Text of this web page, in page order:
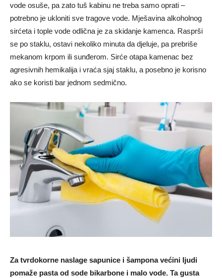
vode osuše, pa zato tuš kabinu ne treba samo oprati –
potrebno je ukloniti sve tragove vode. Mješavina alkoholnog
sirćeta i tople vode odlična je za skidanje kamenca. Rasprši
se po staklu, ostavi nekoliko minuta da djeluje, pa prebriše
mekanom krpom ili sunđerom. Sirće otapa kamenac bez
agresivnih hemikalija i vraća sjaj staklu, a posebno je korisno
ako se koristi bar jednom sedmično.
Za tvrdokorne naslage sapunice i šampona većini ljudi
pomaže pasta od sode bikarbone i malo vode. Ta gusta